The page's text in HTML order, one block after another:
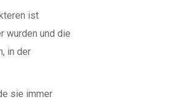
ist
wurden und die
in der
sie immer